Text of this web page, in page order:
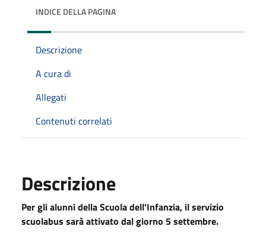
INDICE DELLA PAGINA
Descrizione
A cura di
Allegati
Contenuti correlati
Descrizione
Per gli alunni della Scuola dell'Infanzia, il servizio
scuolabus sarà attivato dal giorno 5 settembre.